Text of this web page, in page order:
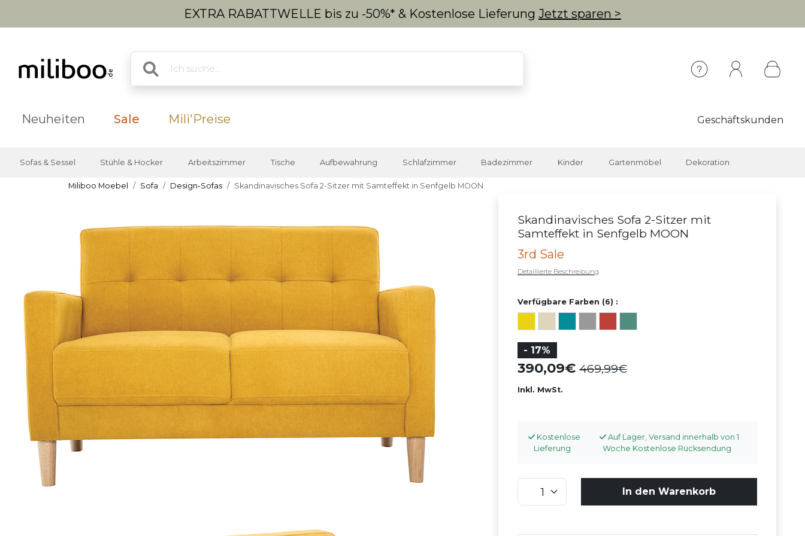
EXTRA RABATTWELLE bis zu -50%* & Kostenlose Lieferung Jetzt sparen >
Neuheiten Sale Mili'Preise Geschäftskunden
Sofas & Sessel Stühle & Hocker Arbeitszimmer Tische Aufbewahrung Schlafzimmer Badezimmer Kinder Gartenmöbel Dekoration
Miliboo Moebel Sofa Design-Sofas Skandinavisches Sofa 2-Sitzer mit Samteffekt in Senfgelb MOON
Skandinavisches Sofa 2-Sitzer mit
Samteffekt in Senfgelb MOON
3rd Sale
Detaillierte Beschreibung
Verfügbare Farben (6) :
- 17%
390,09 469,99
Inkl. MwSt.
Kostenlose
Lieferung
Auf Lager, Versand innerhalb von 1
Woche Kostenlose Rücksendung
In den Warenkorb